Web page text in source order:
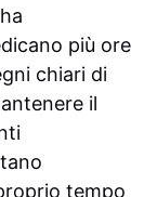
più ore
chiari di
il
tempo